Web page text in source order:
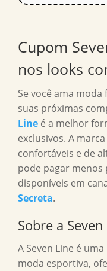
Cupom
nos looks
Se você ama
suas próximas
Line é a melhor
exclusivos. A
confortáveis e de
pode pagar menos
disponíveis em
Secreta.
Sobre a
A Seven Line é
moda esportiva,